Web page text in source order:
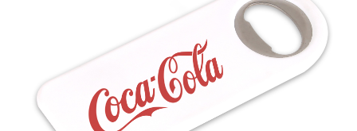
İptal ve İade Politikası
Mesafeli Satış Sözleşmesi